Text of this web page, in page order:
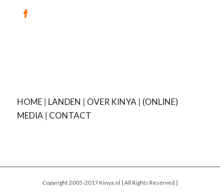
HOME| LANDEN | OVER KINYA | (ONLINE)
MEDIA | CONTACT
Copyright 2005-2017 Kinya.nl | All Rights Reserved |